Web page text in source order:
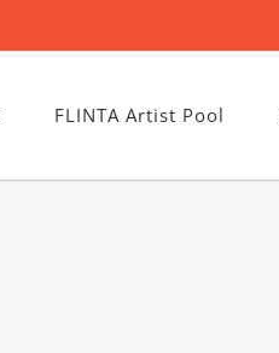
FLINTA Artist Pool